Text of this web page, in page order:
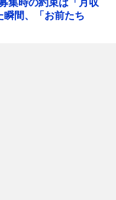
集時の約束は「月収
瞬間、「お前たち